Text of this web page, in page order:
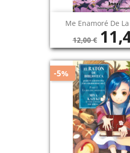
Me Enamoré De
12,00 €
-5%